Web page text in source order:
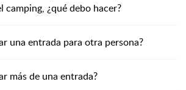
camping, ¿qué debo hacer?
una entrada para otra persona?
más de una entrada?